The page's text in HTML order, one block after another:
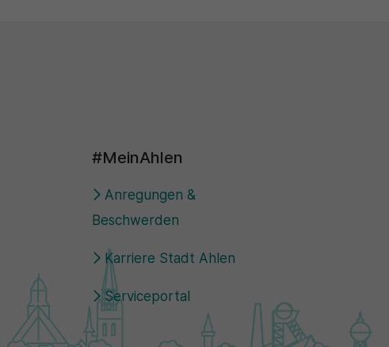
#MeinAhlen
Anregungen &
Beschwerden
Karriere Stadt Ahlen
Serviceportal